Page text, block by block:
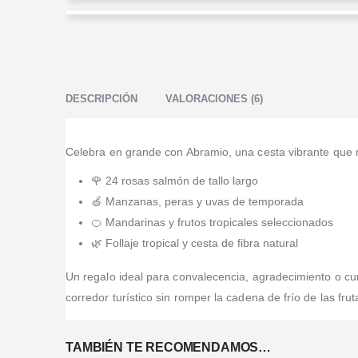
oportunidades y siempre prestan un magnif
DESCRIPCIÓN VALORACIONES (6)
Celebra en grande con Abramio, una cesta vibrante
🌹 24 rosas salmón de tallo largo
🍏 Manzanas, peras y uvas de temporada
🍊 Mandarinas y frutos tropicales seleccionados
🌿 Follaje tropical y cesta de fibra natural
Un regalo ideal para convalecencia, agradecimiento o
corredor turístico sin romper la cadena de frío de las
TAMBIÉN TE RECOMENDAMOS…